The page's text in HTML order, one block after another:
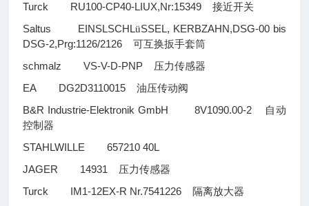
Turck RU100-CP40-LIUX,Nr:15349接近开关
Saltus EINSLSCHLüSSEL, KERBZAHN,DSG-00 bis
DSG-2,Prg:1126/2126可互换扳手套筒
schmalz VS-V-D-PNP 压力传感器
EA DG2D3110015油压传动阀
B&R Industrie-Elektronik GmbH 8V1090.00-2
自动
控制器
STAHLWILLE 657210 40L
JAGER 14931 压力传感器
Turck IM1-12EX-R Nr.7541226 隔离放大器